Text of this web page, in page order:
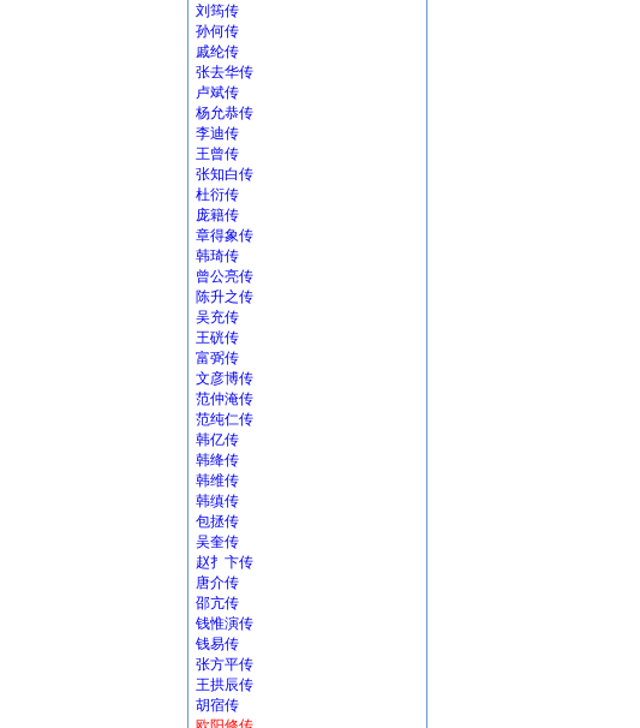
刘筠传
孙何传
戚纶传
张去华传
卢斌传
杨允恭传
李迪传
王曾传
张知白传
杜衍传
庞籍传
章得象传
韩琦传
曾公亮传
陈升之传
吴充传
王硄传
富弼传
文彦博传
范仲淹传
范纯仁传
韩亿传
韩绛传
韩维传
韩缜传
包拯传
吴奎传
赵扌卞传
唐介传
邵亢传
钱惟演传
钱易传
张方平传
王拱辰传
胡宿传